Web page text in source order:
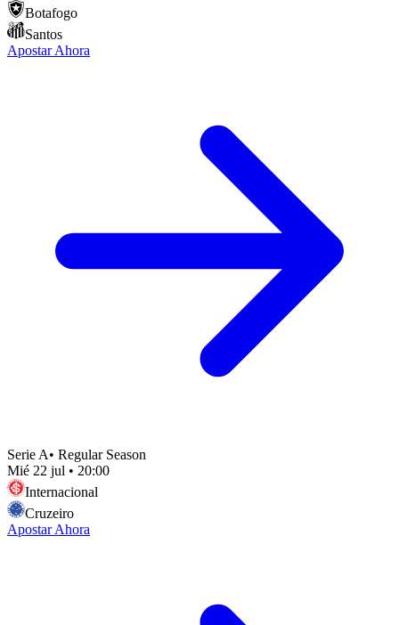
Botafogo
Santos
Apostar Ahora
Serie A• Regular Season
Mié 22 jul • 20:00
Internacional
Cruzeiro
Apostar Ahora